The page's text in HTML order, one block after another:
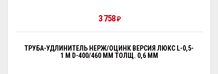
3 758₽
ТРУБА-УДЛИНИТЕЛЬ НЕРЖ/ОЦИНК ВЕРСИЯ ЛЮКС L-0,5-
1 М D-400/460 ММ ТОЛЩ. 0,6 ММ